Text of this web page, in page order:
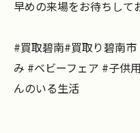
早めの来場をお待ちして
#買取碧南#買取り碧南
み #ベビーフェア #子供
んのいる生活